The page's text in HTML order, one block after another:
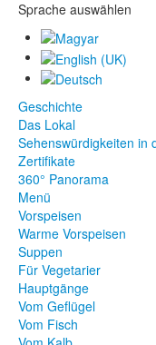
Sprache auswählen
Geschichte
Das Lokal
Sehenswürdigkeiten in
Zertifikate
360° Panorama
Menü
Vorspeisen
Warme Vorspeisen
Suppen
Für Vegetarier
Hauptgänge
Vom Geflügel
Vom Fisch